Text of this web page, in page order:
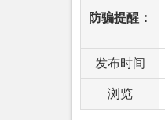
防骗提醒：
发布时间
浏览